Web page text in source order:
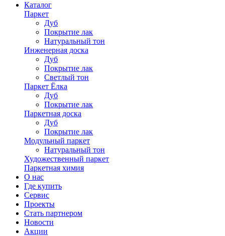
Каталог
Паркет
Дуб
Покрытие лак
Натуральный тон
Инженерная доска
Дуб
Покрытие лак
Светлый тон
Паркет Ёлка
Дуб
Покрытие лак
Паркетная доска
Дуб
Покрытие лак
Модульный паркет
Натуральный тон
Художественный паркет
Паркетная химия
О нас
Где купить
Сервис
Проекты
Стать партнером
Новости
Акции